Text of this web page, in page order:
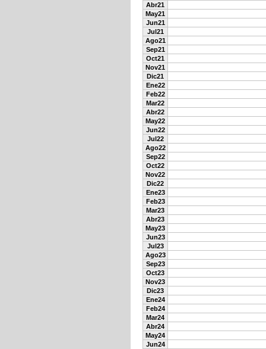
Abr21
May21
Jun21
Jul21
Ago21
Sep21
Oct21
Nov21
Dic21
Ene22
Feb22
Mar22
Abr22
May22
Jun22
Jul22
Ago22
Sep22
Oct22
Nov22
Dic22
Ene23
Feb23
Mar23
Abr23
May23
Jun23
Jul23
Ago23
Sep23
Oct23
Nov23
Dic23
Ene24
Feb24
Mar24
Abr24
May24
Jun24